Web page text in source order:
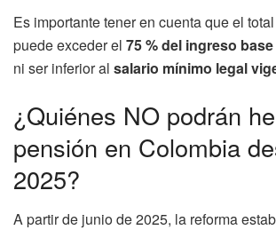
Es importante tener en cuenta que el
puede exceder el 75 % del ingreso
ni ser inferior al salario mínimo legal
¿Quiénes NO podrán
pensión en Colombia
2025?
A partir de junio de 2025, la reforma